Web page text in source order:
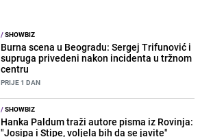
/SHOWBIZ
Burna scena u Beogradu: Sergej Trifunović i
supruga privedeni nakon incidenta u tržnom
centru
PRIJE 1 DAN
/SHOWBIZ
Hanka Paldum traži autore pisma iz Rovinja:
"Josipa i Stipe, voljela bih da se javite"